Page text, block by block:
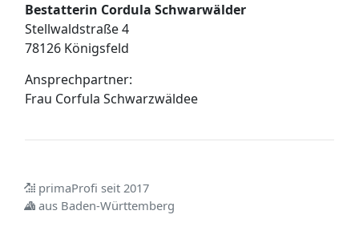
Bestatterin Cordula Schwarwälder
Stellwaldstraße 4
78126 Königsfeld
Ansprechpartner:
Frau Corfula Schwarzwäldee
primaProfi seit 2017
aus Baden-Württemberg